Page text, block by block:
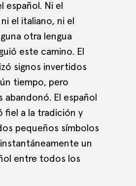
español. Ni el
el italiano, ni el
otra lengua
este camino. El
signos invertidos
tiempo, pero
abandonó. El español
fiel a la tradición y
pequeños símbolos
un
entre todos los